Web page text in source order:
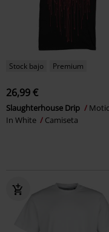
Stock bajo Premium
26,99 €
Slaughterhouse Drip
In White
Camiseta